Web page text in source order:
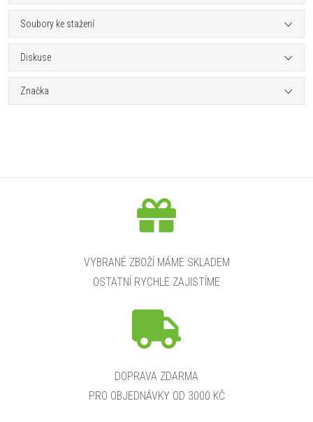
Soubory ke stažení
Diskuse
Značka
VYBRANÉ ZBOŽÍ MÁME SKLADEM
OSTATNÍ RYCHLE ZAJISTÍME
DOPRAVA ZDARMA
PRO OBJEDNÁVKY OD 3000 KČ